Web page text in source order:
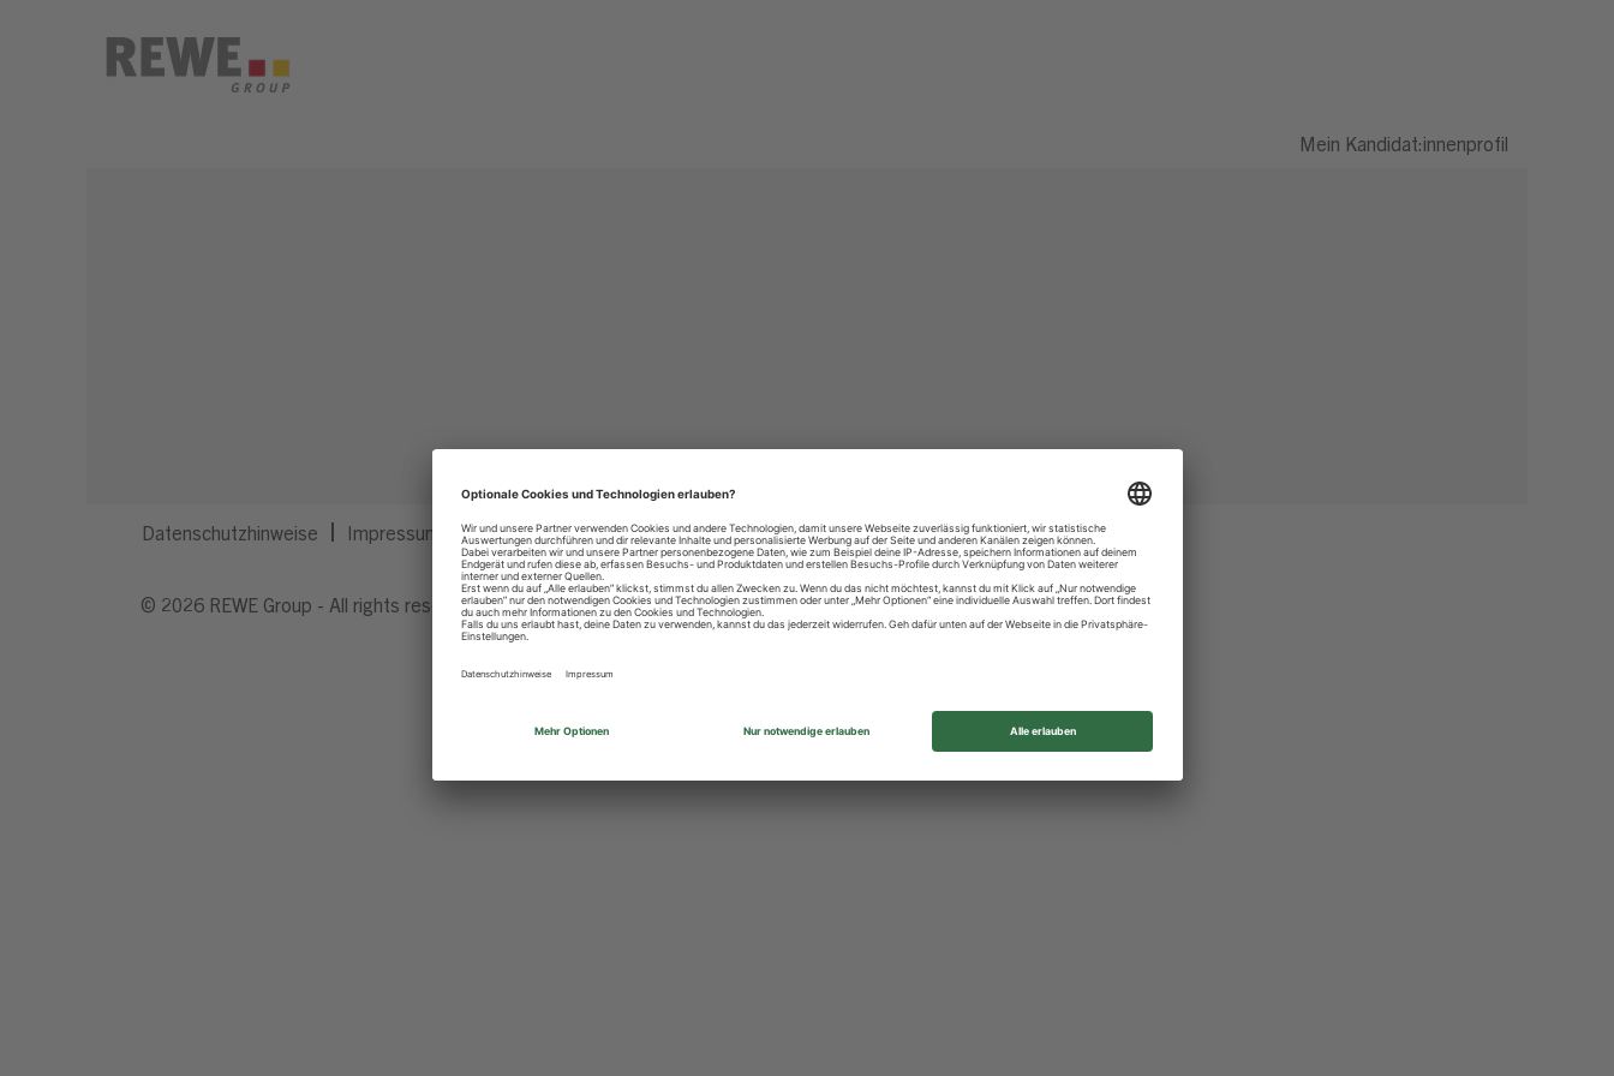
Mein Kandidat:innenprofil
Datenschutzhinweise Impressum Privatsphäre-Einstellungen
© 2026 REWE Group - All rights reserved